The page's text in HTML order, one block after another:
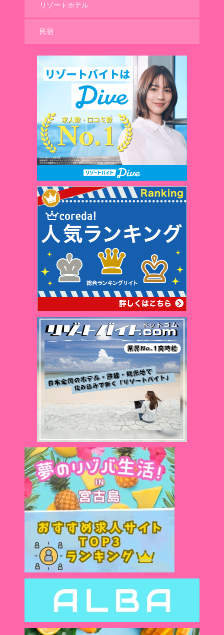
リゾートホテル
民宿